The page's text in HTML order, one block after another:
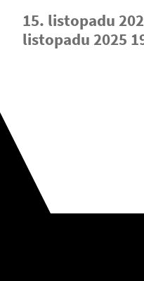
15. listopadu
listopadu 2025